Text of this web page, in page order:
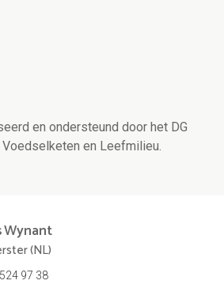
en ondersteund door het DG
en Leefmilieu.
Wynant
(NL)
97 38